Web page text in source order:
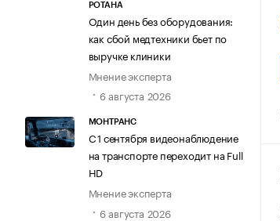
РОТАНА
Один день без оборудования:
как сбой медтехники бьет по
выручке клиники
Мнение эксперта
6 августа 2026
МОНТРАНС
С 1 сентября видеонаблюдение
на транспорте переходит на Full
HD
Мнение эксперта
6 августа 2026